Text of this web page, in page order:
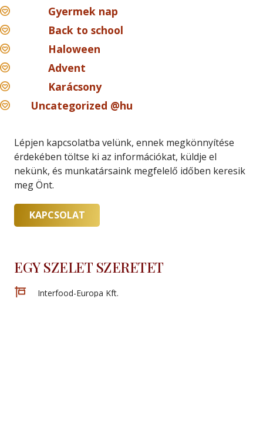
Gyermek nap
Back to school
Haloween
Advent
Karácsony
Uncategorized @hu
Lépjen kapcsolatba velünk, ennek megkönnyítése
érdekében töltse ki az információkat, küldje el
nekünk, és munkatársaink megfelelő időben keresik
meg Önt.
KAPCSOLAT
EGY SZELET SZERETET
Interfood-Europa Kft.